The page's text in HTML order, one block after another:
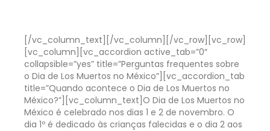
[/vc_column_text][/vc_column][/vc_row][vc_row]
[vc_column][vc_accordion active_tab=”0″
collapsible=”yes” title=”Perguntas frequentes sobre
o Dia de Los Muertos no México”][vc_accordion_tab
title=”Quando acontece o Dia de Los Muertos no
México?”][vc_column_text]O Dia de Los Muertos no
México é celebrado nos dias 1 e 2 de novembro. O
dia 1º é dedicado às crianças falecidas e o dia 2 aos